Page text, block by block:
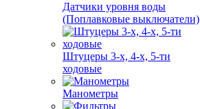
Датчики уровня воды
(Поплавковые выключатели)
Штуцеры 3-х, 4-х, 5-ти
ходовые
Манометры